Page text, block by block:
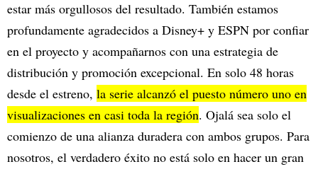
estar más orgullosos del resultado. También estamos
profundamente agradecidos a Disney+ y ESPN por confiar
en el proyecto y acompañarnos con una estrategia de
distribución y promoción excepcional. En solo 48 horas
desde el estreno, la serie alcanzó el puesto número uno en
visualizaciones en casi toda la región. Ojalá sea solo el
comienzo de una alianza duradera con ambos grupos. Para
nosotros, el verdadero éxito no está solo en hacer un gran